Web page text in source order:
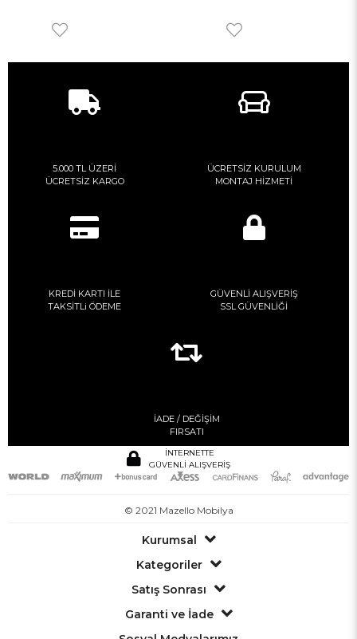
5.000 TL ÜZERİ
ÜCRETSİZ KARGO
ÜCRETSİZ KURULUM
MONTAJ HİZMETİ
KREDİ KARTI İLE
TAKSİTLi ÖDEME
GÜVENLİ ALIŞVERİŞ
SSL GÜVENLİĞİ
İADE / DEĞİŞİM
FIRSATI
İNTERNETTE
GÜVENLİ ALIŞVERİŞ
© 2021 Mazello Mobilya
Kurumsal
Kategoriler
Satış Sonrası
Garanti ve İade